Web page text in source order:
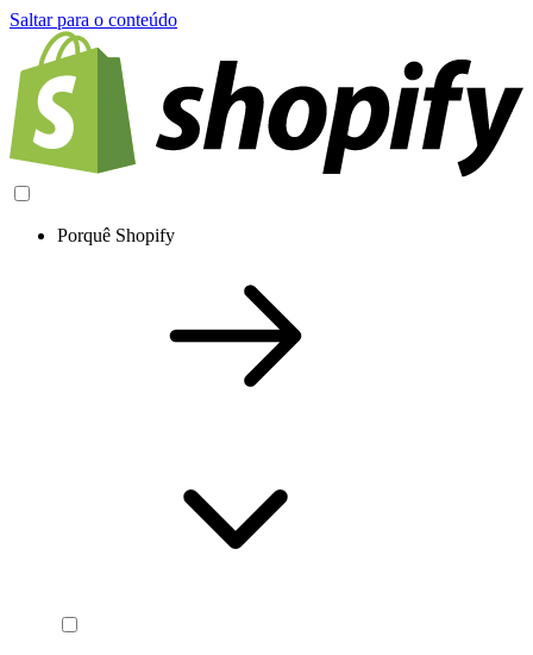
Saltar para o conteúdo
Porquê Shopify